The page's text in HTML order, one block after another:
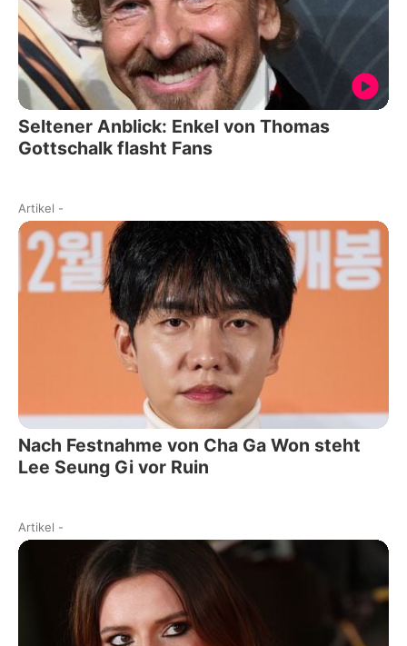
Seltener Anblick: Enkel von Thomas
Gottschalk flasht Fans
Artikel -
Nach Festnahme von Cha Ga Won steht
Lee Seung Gi vor Ruin
Artikel -